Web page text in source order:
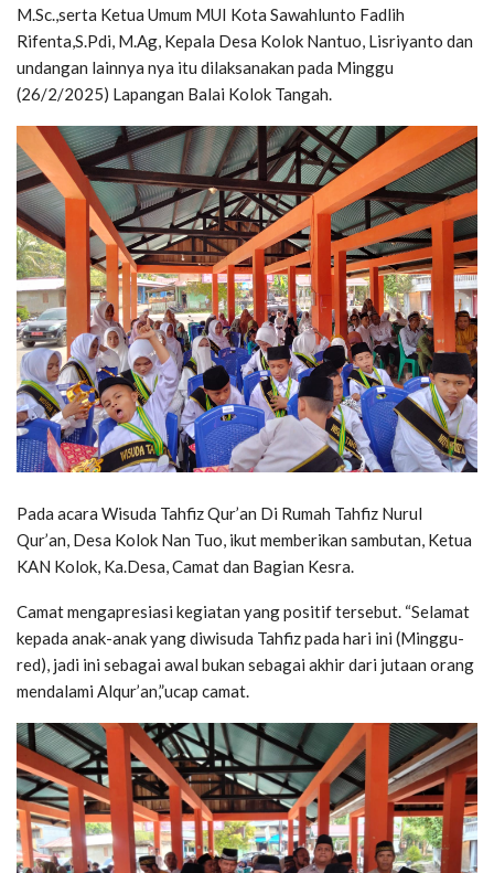
M.Sc.,serta Ketua Umum MUI Kota Sawahlunto Fadlih
Rifenta,S.Pdi, M.Ag, Kepala Desa Kolok Nantuo, Lisriyanto dan
undangan lainnya nya itu dilaksanakan pada Minggu
(26/2/2025) Lapangan Balai Kolok Tangah.
Pada acara Wisuda Tahfiz Qur’an Di Rumah Tahfiz Nurul
Qur’an, Desa Kolok Nan Tuo, ikut memberikan sambutan, Ketua
KAN Kolok, Ka.Desa, Camat dan Bagian Kesra.
Camat mengapresiasi kegiatan yang positif tersebut. “Selamat
kepada anak-anak yang diwisuda Tahfiz pada hari ini (Minggu-
red), jadi ini sebagai awal bukan sebagai akhir dari jutaan orang
mendalami Alqur’an,”ucap camat.